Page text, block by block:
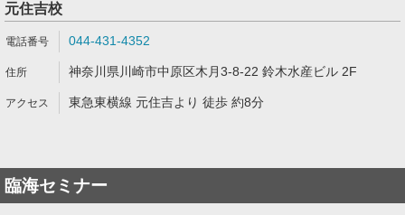
元住吉校
044-431-4352
神奈川県川崎市中原区木月3-8-22 鈴木水産ビル 2F
東急東横線 元住吉より 徒歩 約8分
臨海セミナー